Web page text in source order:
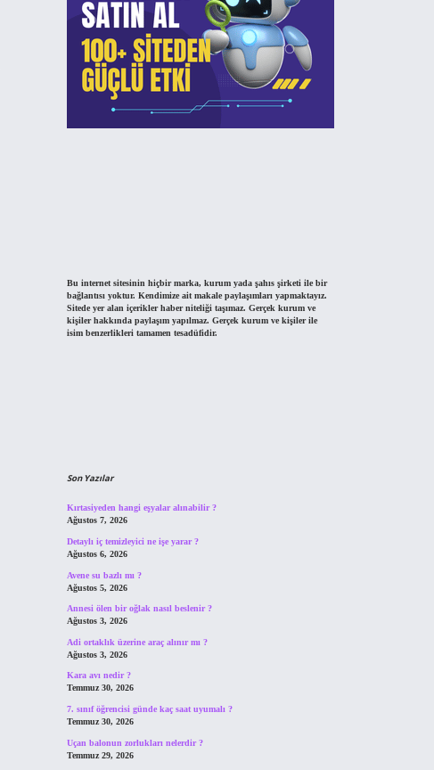
Bu internet sitesinin hiçbir marka, kurum yada şahıs şirketi ile bir
bağlantısı yoktur. Kendimize ait makale paylaşımları yapmaktayız.
Sitede yer alan içerikler haber niteliği taşımaz. Gerçek kurum ve
kişiler hakkında paylaşım yapılmaz. Gerçek kurum ve kişiler ile
isim benzerlikleri tamamen tesadüfidir.
Son Yazılar
Kırtasiyeden hangi eşyalar alınabilir ?
Ağustos 7, 2026
Detaylı iç temizleyici ne işe yarar ?
Ağustos 6, 2026
Avene su bazlı mı ?
Ağustos 5, 2026
Annesi ölen bir oğlak nasıl beslenir ?
Ağustos 3, 2026
Adi ortaklık üzerine araç alınır mı ?
Ağustos 3, 2026
Kara avı nedir ?
Temmuz 30, 2026
7. sınıf öğrencisi günde kaç saat uyumalı ?
Temmuz 30, 2026
Uçan balonun zorlukları nelerdir ?
Temmuz 29, 2026